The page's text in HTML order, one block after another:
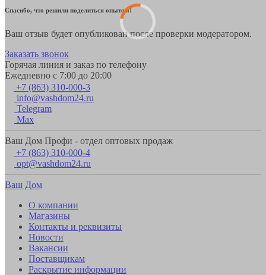
Спасибо, что решили поделиться опытом!
Ваш отзыв будет опубликован после проверки модератором.
Заказать звонок
Горячая линия и заказ по телефону
Ежедневно с 7:00 до 20:00
+7 (863) 310-000-3
info@vashdom24.ru
Telegram
Max
Ваш Дом Профи - отдел оптовых продаж
+7 (863) 310-000-4
opt@vashdom24.ru
Ваш Дом
О компании
Магазины
Контакты и реквизиты
Новости
Вакансии
Поставщикам
Раскрытие информации